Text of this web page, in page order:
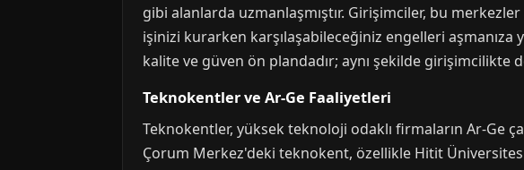
gibi alanlarda uzmanlaşmıştır. Girişimciler, bu
işinizi kurarken karşılaşabileceğiniz engelleri
kalite ve güven ön plandadır; aynı şekilde girişimcilikte
Teknokentler ve Ar-Ge Faaliyetleri
Teknokentler, yüksek teknoloji odaklı firmaların Ar-Ge
Çorum Merkez'deki teknokent, özellikle Hitit